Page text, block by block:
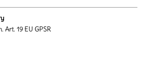
19 EU GPSR